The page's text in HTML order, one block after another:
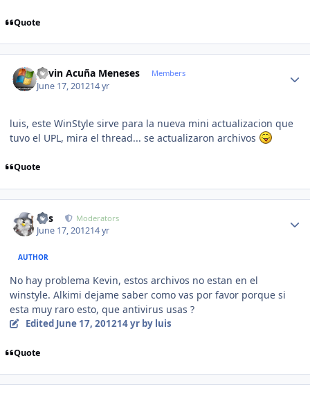
Quote
Kevin Acuña Meneses Members
June 17, 201214 yr
luis, este WinStyle sirve para la nueva mini actualizacion que
tuvo el UPL, mira el thread... se actualizaron archivos
Quote
luis Moderators
June 17, 201214 yr
AUTHOR
No hay problema Kevin, estos archivos no estan en el
winstyle. Alkimi dejame saber como vas por favor porque si
esta muy raro esto, que antivirus usas ?
Edited June 17, 201214 yrby luis
Quote